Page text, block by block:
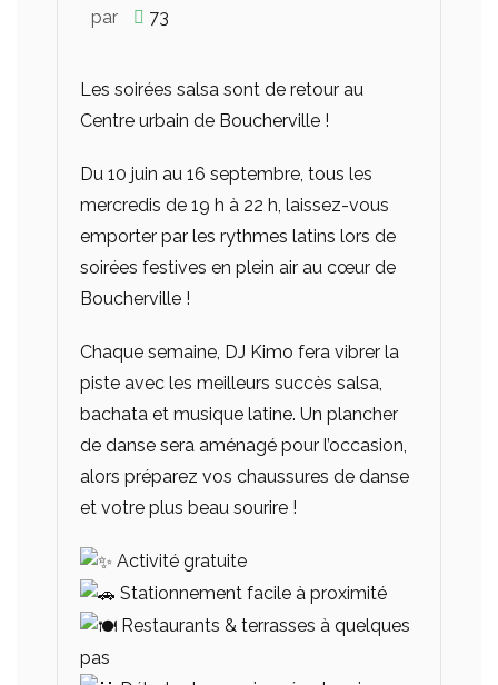
par 73
Les soirées salsa sont de retour au
Centre urbain de Boucherville !
Du 10 juin au 16 septembre, tous les
mercredis de 19 h à 22 h, laissez-vous
emporter par les rythmes latins lors de
soirées festives en plein air au cœur de
Boucherville !
Chaque semaine, DJ Kimo fera vibrer la
piste avec les meilleurs succès salsa,
bachata et musique latine. Un plancher
de danse sera aménagé pour l’occasion,
alors préparez vos chaussures de danse
et votre plus beau sourire !
Activité gratuite
Stationnement facile à proximité
Restaurants & terrasses à quelques
pas